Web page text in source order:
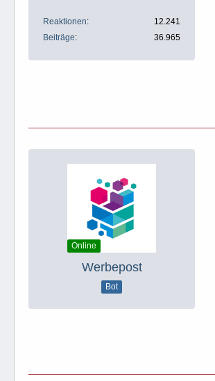
Reaktionen
12.241
Beiträge
36.965
Online
Werbepost
Bot